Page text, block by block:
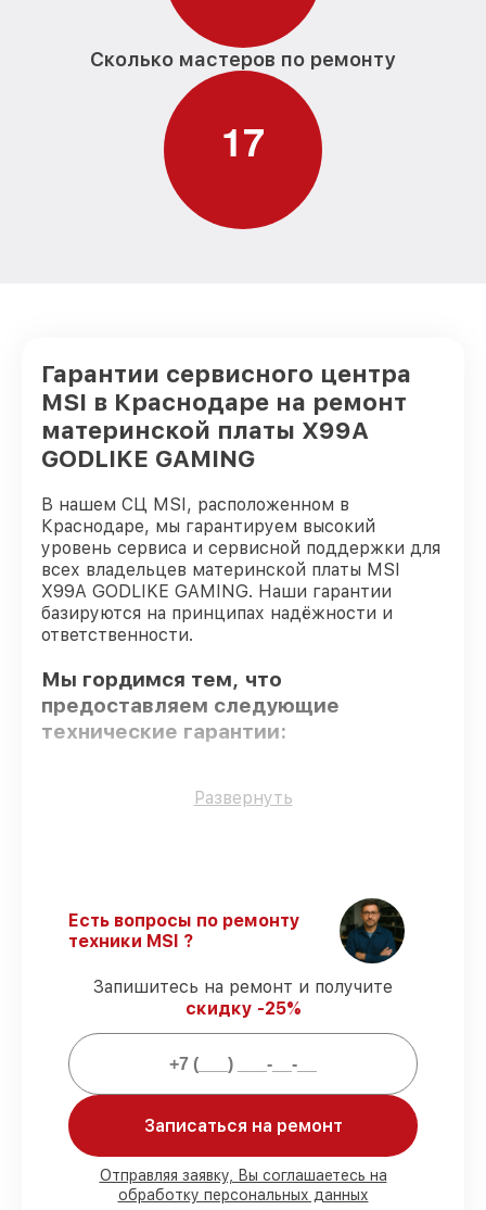
Сколько мастеров по ремонту
17
Гарантии сервисного центра
MSI в Краснодаре на ремонт
материнской платы X99A
GODLIKE GAMING
В нашем СЦ MSI, расположенном в
Краснодаре, мы гарантируем высокий
уровень сервиса и сервисной поддержки для
всех владельцев материнской платы MSI
X99A GODLIKE GAMING. Наши гарантии
базируются на принципах надёжности и
ответственности.
Мы гордимся тем, что
предоставляем следующие
технические гарантии:
Использование оригинальных
Соблюдение сроков починки–
восстановление материнской платы
X99A GODLIKE GAMING выполняется
строго в оговоренные сроки.
Подтвержденная гарантия
предоставляем официальное
гарантийное сопровождение после
Мы гарантируем:
80%работ в присутствии заказчика
Развернуть
Есть вопросы по ремонту
техники MSI ?
Запишитесь на ремонт и получите
скидку -25%
Записаться на ремонт
Отправляя заявку, Вы соглашаетесь на
обработку персональных данных